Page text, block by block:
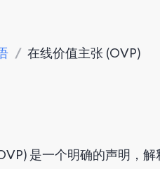
/ 在线价值主张 (OVP)
是一个明确的声明，